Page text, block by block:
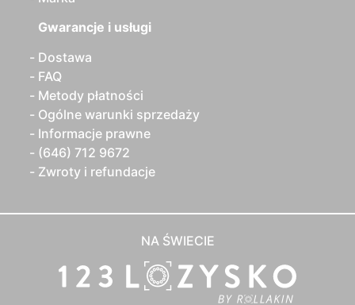
Gwarancje i usługi
Dostawa
FAQ
Metody płatności
Ogólne warunki sprzedaży
Informacje prawne
(646) 712 9672
Zwroty i refundacje
NA ŚWIECIE